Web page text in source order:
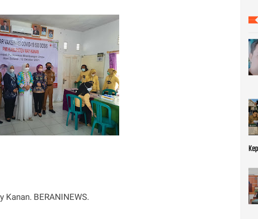
Kanan. BERANINEWS.